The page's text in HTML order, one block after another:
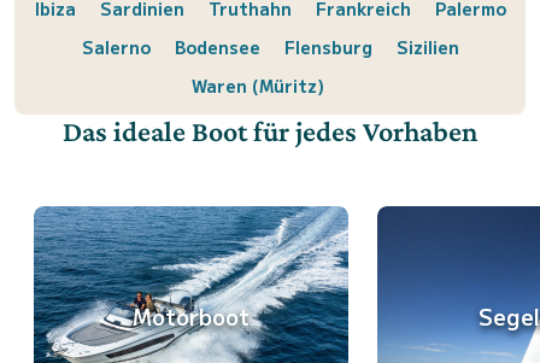
Ibiza Sardinien Truthahn Frankreich
Palermo
Salerno
Bodensee Flensburg
Sizilien
Waren (Müritz)
Das ideale Boot für jedes Vorhaben
Motorboot